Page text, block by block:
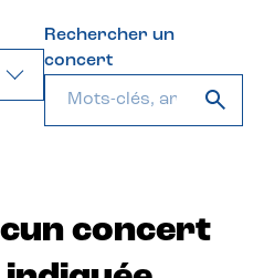
Rechercher un
concert
concert